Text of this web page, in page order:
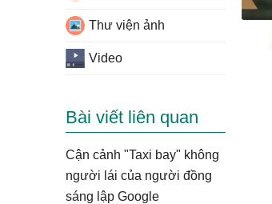
Thư viện ảnh
Video
Bài viết liên quan
Cận cảnh "Taxi bay" không
người lái của người đồng
sáng lập Google